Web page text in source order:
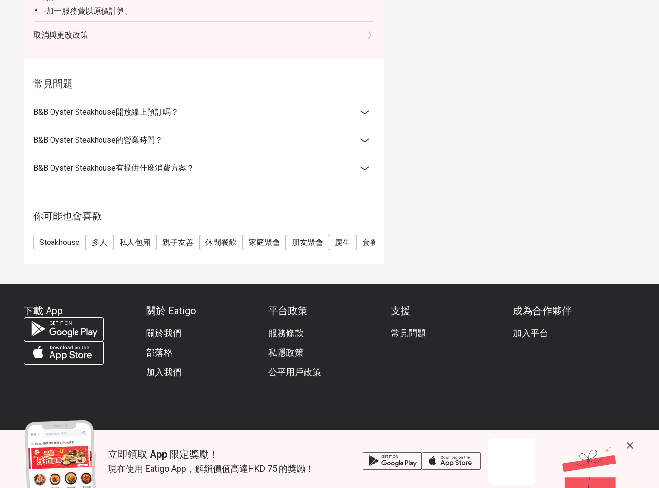
-加一服務費以原價計算。
-就座前請先出示訂座確認通知。
-坐位要求要按照情況，B&B保留座位安排的權利。
-此折扣優惠不能與其他優惠同時使用
取消與更改政策
常見問題
B&B Oyster Steakhouse開放線上預訂嗎？
B&B Oyster Steakhouse的營業時間？
B&B Oyster Steakhouse有提供什麼消費方案？
你可能也會喜歡
Steakhouse 多人 私人包廂 親子友善 休閒餐飲 家庭聚會 朋友聚會 慶生 套餐
下載 App 關於 Eatigo
關於我們
部落格
加入我們
平台政策
服務條款
私隱政策
公平用戶政策
支援
常見問題
成為合作夥伴
加入平台
© 2026 Zoek. All rights reserved.
立即領取 App 限定獎勵！
現在使用 Eatigo App，解鎖價值高達HKD 75 的獎勵！